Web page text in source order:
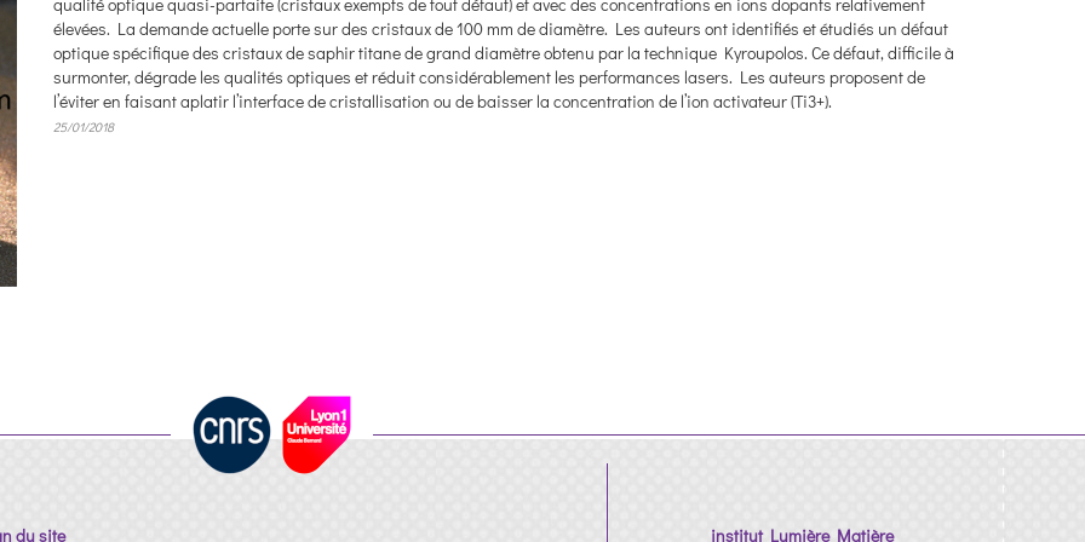
élevées. La demande actuelle porte sur des cristaux de 100 mm de diamètre. Les auteurs ont identifiés et étudiés un défaut
optique spécifique des cristaux de saphir titane de grand diamètre obtenu par la technique Kyroupolos. Ce défaut, difficile à
surmonter, dégrade les qualités optiques et réduit considérablement les performances lasers. Les auteurs proposent de
l’éviter en faisant aplatir l’interface de cristallisation ou de baisser la concentration de l’ion activateur (Ti3+).
25/01/2018
du site institut Lumière Matière